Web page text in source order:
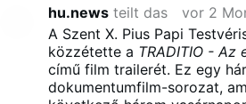
concentra sulla vocazione
servizio alla Chiesa. Sembra
alla gerarchia della Chiesa.
hu.news teilt das
vor 2
A Szent X. Pius Papi
közzétette a TRADITIO - Az
című film trailerét. Ez egy
dokumentumfilm-sorozat,